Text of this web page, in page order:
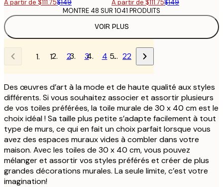
À partir de $111.75$149 À partir de $111.75$149
VOIR PLUS
MONTRE 48 SUR 1041 PRODUITS
1 2 3 4 … 22
Des œuvres d’art à la mode et de haute qualité aux styles
différents. Si vous souhaitez associer et assortir plusieurs
de vos toiles préférées, la toile murale de 30 x 40 cm est le
choix idéal ! Sa taille plus petite s’adapte facilement à tout
type de murs, ce qui en fait un choix parfait lorsque vous
avez des espaces muraux vides à combler dans votre
maison. Avec les toiles de 30 x 40 cm, vous pouvez
mélanger et assortir vos styles préférés et créer de plus
grandes décorations murales. La seule limite, c’est votre
imagination!